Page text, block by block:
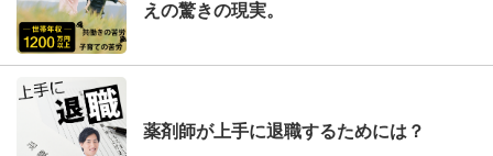
えの驚きの現実。
薬剤師が上手に退職するためには？